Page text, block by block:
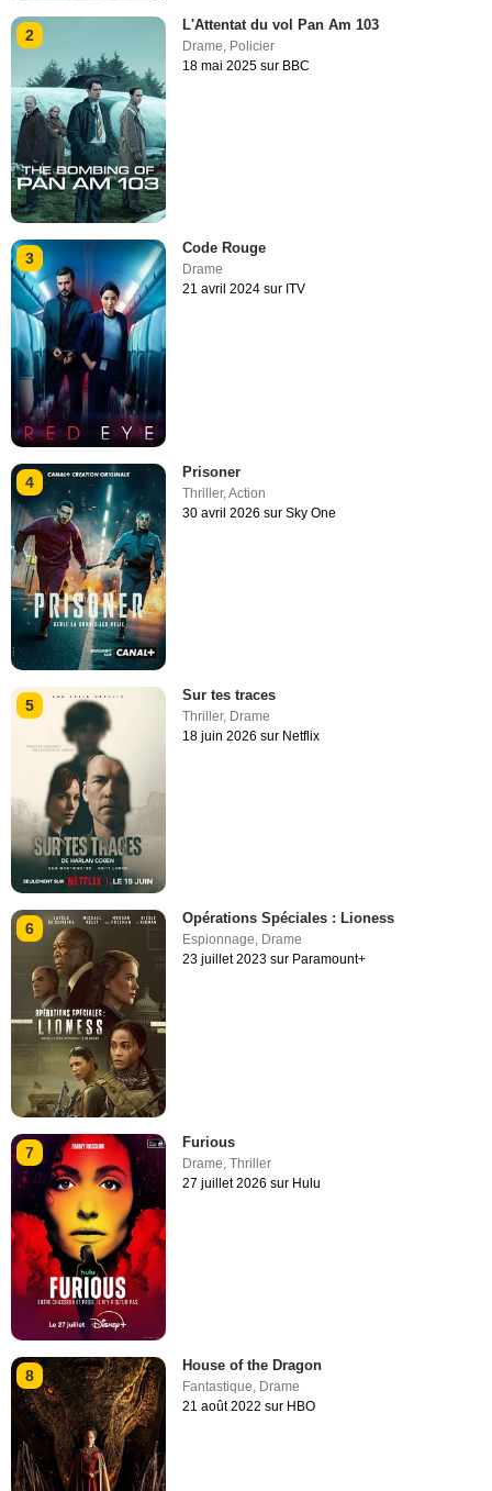
2
L'Attentat du vol Pan Am 103
Drame, Policier
18 mai 2025 sur BBC
3
Code Rouge
Drame
21 avril 2024 sur ITV
4
Prisoner
Thriller,Action
30 avril 2026 sur Sky One
5
Sur tes traces
Thriller, Drame
18 juin 2026 sur Netflix
6
Opérations Spéciales : Lioness
Espionnage, Drame
23 juillet 2023 sur Paramount+
7
Furious
Drame ,Thriller
27 juillet 2026 sur Hulu
8
House of the Dragon
Fantastique, Drame
21 août 2022 sur HBO